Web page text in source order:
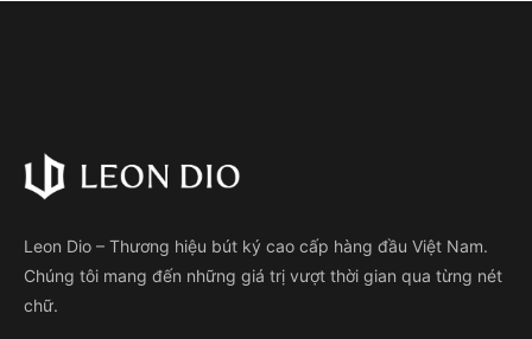
CHUỐI SỰ KIỆN LEON DIO 01/09/2025
14g30 thứ Bảy, ngày 18/4/2025 vừa qua,…